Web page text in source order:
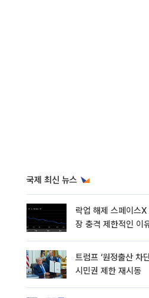
국제 최신 뉴스
락업 해제 스페이스
장 충격 제한적인 이
트럼프 ‘원정출산 차
시민권 제한 재시동